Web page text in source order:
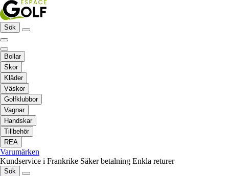
Sök
Bollar
Skor
Kläder
Väskor
Golfklubbor
Vagnar
Handskar
Tillbehör
REA
Varumärken
Kundservice i Frankrike Säker betalning Enkla returer
Sök